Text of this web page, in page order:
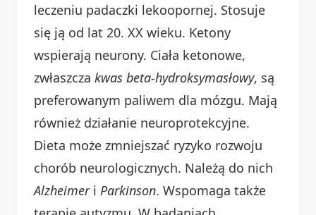
leczeniu padaczki lekoopornej. Stosuje
się ją od lat 20. XX wieku. Ketony
wspierają neurony. Ciała ketonowe,
zwłaszcza kwas beta-hydroksymasłowy, są
preferowanym paliwem dla mózgu. Mają
również działanie neuroprotekcyjne.
Dieta może zmniejszać ryzyko rozwoju
chorób neurologicznych. Należą do nich
Alzheimeri Parkinson. Wspomaga także